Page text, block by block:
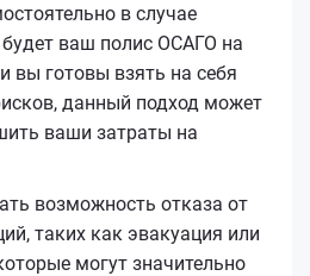
в случае
ваш полис ОСАГО на
вы готовы взять на себя
данный подход может
ваши затраты на
возможность отказа от
таких как эвакуация или
могут значительно